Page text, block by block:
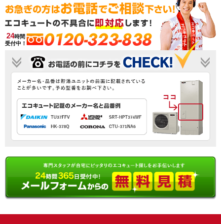
24時間
受付中！
0120-323-838